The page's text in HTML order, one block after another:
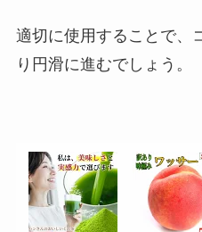
適切に使用することで、
り円滑に進むでしょう。